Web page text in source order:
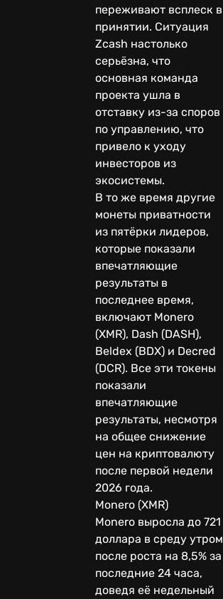
переживают всплеск в
принятии. Ситуация
Zcash настолько
серьёзна, что
основная команда
проекта ушла в
отставку из-за споров
по управлению, что
привело к уходу
инвесторов из
экосистемы.
В то же время другие
монеты приватности
из пятёрки лидеров,
которые показали
впечатляющие
результаты в
последнее время,
включают Monero
(XMR), Dash (DASH),
Beldex (BDX) и Decred
(DCR). Все эти токены
показали
впечатляющие
результаты, несмотря
на общее снижение
цен на криптовалюту
после первой недели
2026 года.
Monero (XMR)
Monero выросла до 721
доллара в среду утром
после роста на 8,5% за
последние 24 часа,
доведя её недельный